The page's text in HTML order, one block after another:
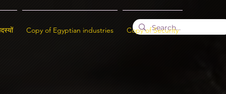
Copy of Egyptian industries Copy of Security